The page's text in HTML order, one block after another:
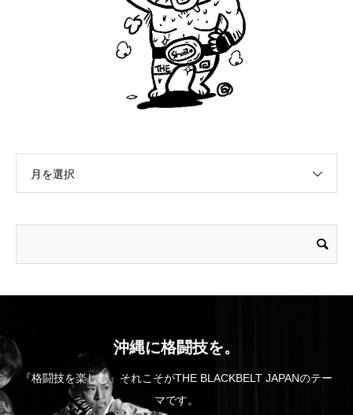
月を選択
沖縄に格闘技を。
『格闘技を楽しむ』それこそがTHE BLACKBELT JAPANのテー
マです。